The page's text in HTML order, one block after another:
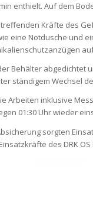
enthielt. Auf dem
Kräfte des
eine Notdusche und
Behälter abgedichtet
ständigem Wechsel
Arbeiten inklusive
01:30 Uhr wieder
sorgten
des DRK OS